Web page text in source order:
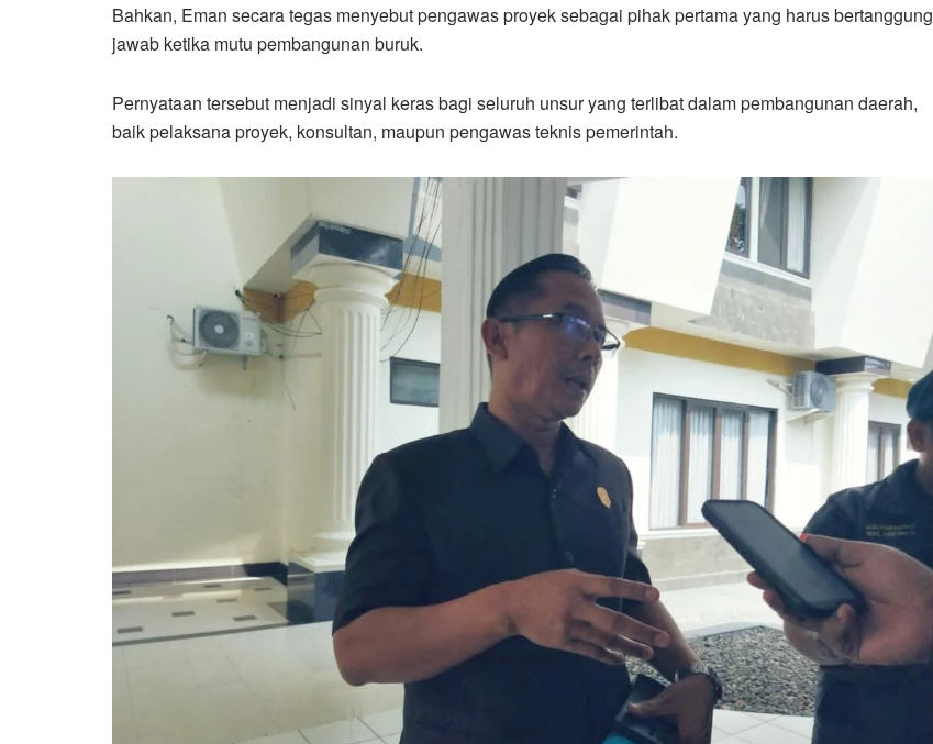
Bahkan, Eman secara tegas menyebut pengawas proyek sebagai pihak pertama yang harus bertanggung
jawab ketika mutu pembangunan buruk.
Pernyataan tersebut menjadi sinyal keras bagi seluruh unsur yang terlibat dalam pembangunan daerah,
baik pelaksana proyek, konsultan, maupun pengawas teknis pemerintah.